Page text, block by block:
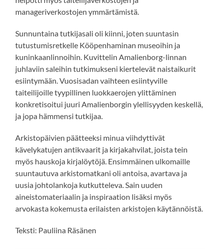
manageriverkostojen ymmärtämistä.
Sunnuntaina tutkijasali oli kiinni, joten suuntasin
tutustumisretkelle Kööpenhaminan museoihin ja
kuninkaanlinnoihin. Kuvittelin Amalienborg-linnan
juhlaviin saleihin tutkimukseni kiertelevät naistaikurit
esiintymään. Vuosisadan vaihteen esiintyville
taiteilijoille tyypillinen luokkaerojen ylittäminen
konkretisoitui juuri Amalienborgin ylellisyyden keskellä,
ja jopa hämmensi tutkijaa.
Arkistopäivien päätteeksi minua viihdyttivät
kävelykatujen antikvaarit ja kirjakahvilat, joista tein
myös hauskoja kirjalöytöjä. Ensimmäinen ulkomaille
suuntautuva arkistomatkani oli antoisa, avartava ja
uusia johtolankoja kutkutteleva. Sain uuden
aineistomateriaalin ja inspiraation lisäksi myös
arvokasta kokemusta erilaisten arkistojen käytännöistä.
Teksti: Pauliina Räsänen